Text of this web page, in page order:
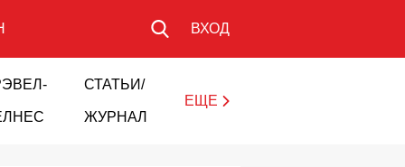
ВХОД
СТАТЬИ/
ЖУРНАЛ
ЕЩЕ